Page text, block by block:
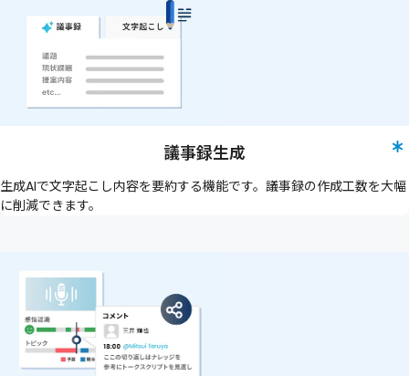
議事録生成
生成AIで文字起こし内容を要約する機能です。議事録の作成工数を大幅
に削減できます。